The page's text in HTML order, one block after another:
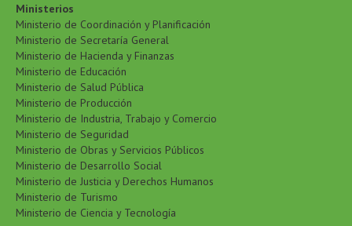
Ministerios
Ministerio de Coordinación y Planificación
Ministerio de Secretaría General
Ministerio de Hacienda y Finanzas
Ministerio de Educación
Ministerio de Salud Pública
Ministerio de Producción
Ministerio de Industria, Trabajo y Comercio
Ministerio de Seguridad
Ministerio de Obras y Servicios Públicos
Ministerio de Desarrollo Social
Ministerio de Justicia y Derechos Humanos
Ministerio de Turismo
Ministerio de Ciencia y Tecnología